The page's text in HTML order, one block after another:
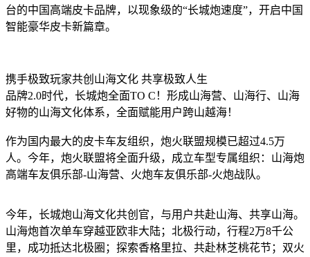
台的中国高端皮卡品牌，以现象级的“长城炮速度”，开启中国
智能豪华皮卡新篇章。
携手极致玩家共创山海文化 共享极致人生
品牌2.0时代，长城炮全面TO C！形成山海营、山海行、山海
好物的山海文化体系，全面赋能用户跨山越海！
作为国内最大的皮卡车友组织，炮火联盟规模已超过4.5万
人。今年，炮火联盟将全面升级，成立车型专属组织：山海炮
高端车友俱乐部-山海营、火炮车友俱乐部-火炮战队。
今年，长城炮山海文化共创官，与用户共赴山海、共享山海。
山海炮首次单车穿越亚欧非大陆；北极行动，行程2万8千公
里，成功抵达北极圈；探索香格里拉、共赴林芝桃花节；双火